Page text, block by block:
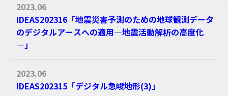
2023.06
IDEAS202316「地震災害予測のための地球観測データ
のデジタルアースへの適用―地震活動解析の高度化
―」
2023.06
IDEAS202315「デジタル急峻地形(3)」